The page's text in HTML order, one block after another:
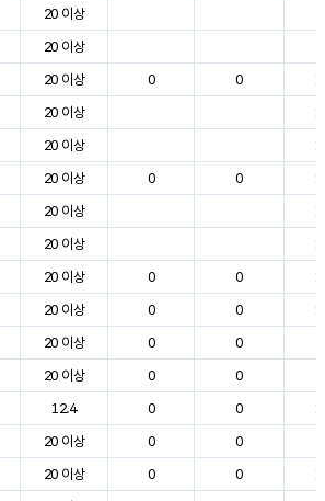
20 이상
20 이상
20 이상 0 0
20 이상
20 이상
20 이상 0 0
20 이상
20 이상
20 이상 0 0
20 이상 0 0
20 이상 0 0
20 이상 0 0
12.4 0 0
20 이상 0 0
20 이상 0 0